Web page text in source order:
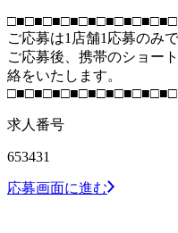
ご応募は1店舗1応募のみ
ご応募後、携帯のショー
絡をいたします。
求人番号
653431
応募画面に進む